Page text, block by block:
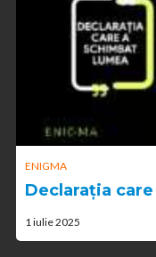
ENIGMA
Declarația
1 iulie 2025